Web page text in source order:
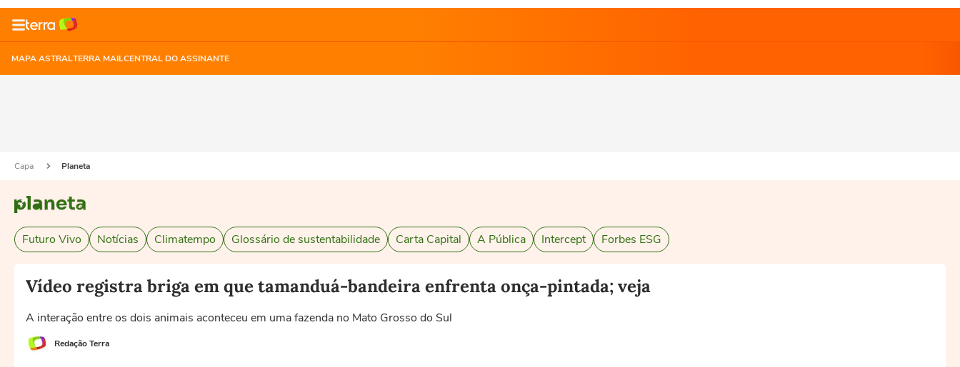
MAPA ASTRALTERRA MAILCENTRAL DO ASSINANTE
Capa Planeta
Futuro Vivo Notícias Climatempo Glossário de sustentabilidade Carta Capital A Pública Intercept Forbes ESG
Vídeo registra briga em que tamanduá-bandeira enfrenta onça-pintada; veja
A interação entre os dois animais aconteceu em uma fazenda no Mato Grosso do Sul
Redação Terra